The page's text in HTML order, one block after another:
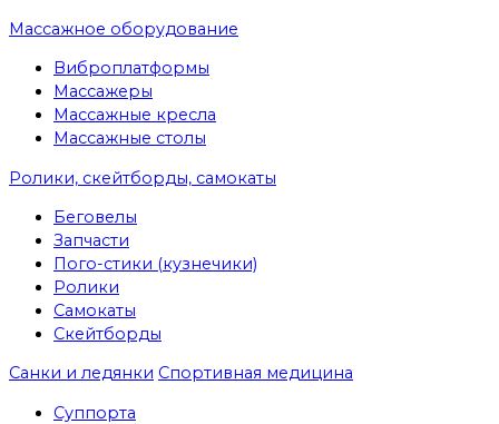
Массажное оборудование
Виброплатформы
Массажеры
Массажные кресла
Массажные столы
Ролики, скейтборды, самокаты
Беговелы
Запчасти
Пого-стики (кузнечики)
Ролики
Самокаты
Скейтборды
Санки и ледянки Спортивная медицина
Суппорта